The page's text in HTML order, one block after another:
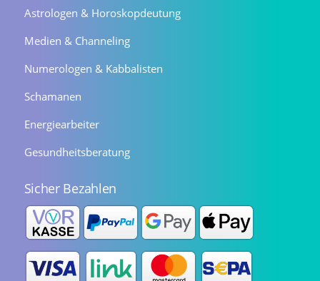
Astrologen & Horoskopdeutung
Medien & Channeling
Numerologen & Kabbalisten
Schamanen
Energiearbeiter
Gesundheitsberatung
Sicher Bezahlen